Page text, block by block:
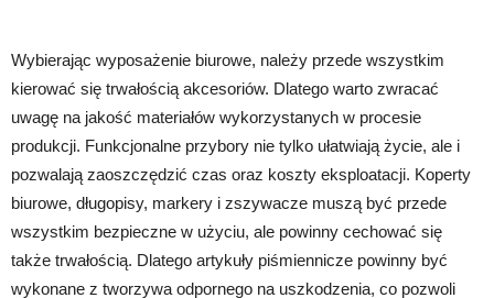
Wybierając wyposażenie biurowe, należy przede wszystkim
kierować się trwałością akcesoriów. Dlatego warto zwracać
uwagę na jakość materiałów wykorzystanych w procesie
produkcji. Funkcjonalne przybory nie tylko ułatwiają życie, ale i
pozwalają zaoszczędzić czas oraz koszty eksploatacji. Koperty
biurowe, długopisy, markery i zszywacze muszą być przede
wszystkim bezpieczne w użyciu, ale powinny cechować się
także trwałością. Dlatego artykuły piśmiennicze powinny być
wykonane z tworzywa odpornego na uszkodzenia, co pozwoli